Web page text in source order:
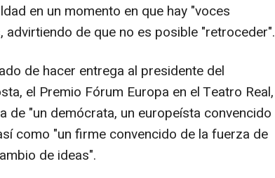
en un momento en que hay "voces
de que no es posible "retroceder".
de hacer entrega al presidente del
el Premio Fórum Europa en el Teatro Real,
de "un demócrata, un europeísta convencido
como "un firme convencido de la fuerza de
de ideas".